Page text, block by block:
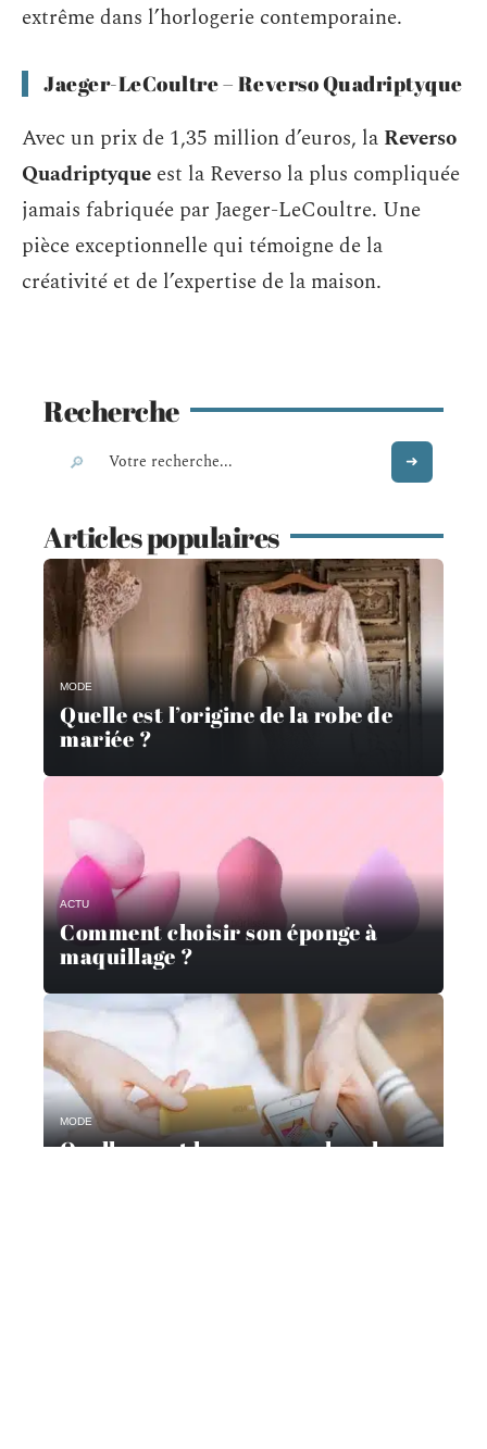
extrême dans l’horlogerie contemporaine.
Jaeger-LeCoultre – Reverso Quadriptyque
Avec un prix de 1,35 million d’euros, la Reverso
Quadriptyque est la Reverso la plus compliquée
jamais fabriquée par Jaeger-LeCoultre. Une
pièce exceptionnelle qui témoigne de la
créativité et de l’expertise de la maison.
Recherche
Articles populaires
MODE
Quelle est l’origine de la robe de
mariée ?
ACTU
Comment choisir son éponge à
maquillage ?
MODE
Quelles sont les marques les plus